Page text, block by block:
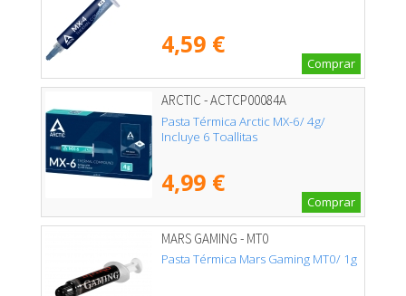
4,59 €
Comprar
ARCTIC - ACTCP00084A
Pasta Térmica Arctic MX-6/ 4g/
Incluye 6 Toallitas
4,99 €
Comprar
MARS GAMING - MT0
Pasta Térmica Mars Gaming MT0/ 1g